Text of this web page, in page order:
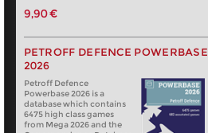
9,90 €
PETROFF DEFENCE POWERBASE
2026
Petroff Defence
Powerbase 2026 is a
database which contains
6475 high class games
from Mega 2026 and the